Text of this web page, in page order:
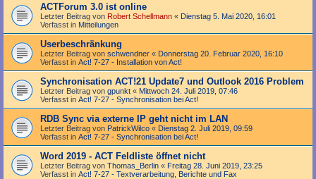
ACTForum 3.0 ist online
Letzter Beitrag von Robert Schellmann « Dienstag 5. Mai 2020, 16:01
Verfasst in Mitteilungen
Userbeschränkung
Letzter Beitrag von schwendner « Donnerstag 20. Februar 2020, 16:10
Verfasst in Act! 7-27 - Installation von Act!
Synchronisation ACT!21 Update7 und Outlook 2016 Problem
Letzter Beitrag von gpunkt « Mittwoch 24. Juli 2019, 07:46
Verfasst in Act! 7-27 - Synchronisation bei Act!
RDB Sync via externe IP geht nicht im LAN
Letzter Beitrag von PatrickWilco « Dienstag 2. Juli 2019, 09:59
Verfasst in Act! 7-27 - Synchronisation bei Act!
Word 2019 - ACT Feldliste öffnet nicht
Letzter Beitrag von Thomas_Berlin « Freitag 28. Juni 2019, 23:25
Verfasst in Act! 7-27 - Text­­ver­arbei­tung, Berichte und Fax